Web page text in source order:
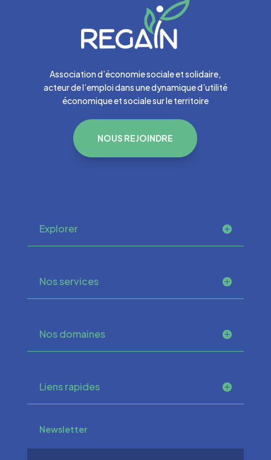
Association d’économie sociale et solidaire,
acteur de l’emploi dans une dynamique d’utilité
économique et sociale sur le territoire
NOUS REJOINDRE
Explorer
Nos services
Nos domaines
Liens rapides
Newsletter